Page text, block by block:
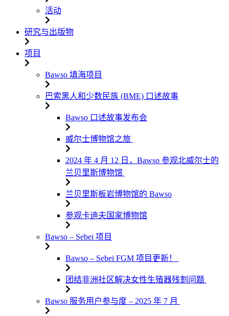
活动
研究与出版物
项目
Bawso 填海项目
巴索黑人和少数民族 (BME) 口述故事
Bawso 口述故事发布会
威尔士博物馆之旅
2024 年 4 月 12 日，Bawso 参观北威尔士的
兰贝里斯博物馆
兰贝里斯板岩博物馆的 Bawso
参观卡迪夫国家博物馆
Bawso – Sebei 项目
Bawso – Sebei FGM 项目更新！
团结非洲社区解决女性生殖器残割问题
Bawso 服务用户参与度 – 2025 年 7 月